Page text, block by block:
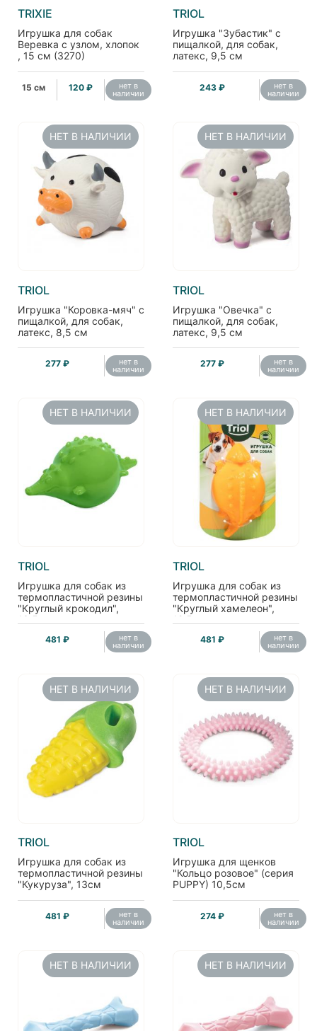
TRIXIE
Игрушка для собак
Веревка с узлом, хлопок
, 15 см (3270)
15 см 120 ₽ нет в
наличии
TRIOL
Игрушка "Зубастик" с
пищалкой, для собак,
латекс, 9,5 см
243 ₽ нет в
наличии
НЕТ В НАЛИЧИИ
TRIOL
Игрушка "Коровка-мяч" с
пищалкой, для собак,
латекс, 8,5 см
277 ₽ нет в
наличии
НЕТ В НАЛИЧИИ
TRIOL
Игрушка "Овечка" с
пищалкой, для собак,
латекс, 9,5 см
277 ₽ нет в
наличии
НЕТ В НАЛИЧИИ
TRIOL
Игрушка для собак из
термопластичной резины
"Круглый крокодил",
13,5см
481 ₽ нет в
наличии
НЕТ В НАЛИЧИИ
TRIOL
Игрушка для собак из
термопластичной резины
"Круглый хамелеон",
12,5см
481 ₽ нет в
наличии
НЕТ В НАЛИЧИИ
TRIOL
Игрушка для собак из
термопластичной резины
"Кукуруза", 13см
481 ₽ нет в
наличии
НЕТ В НАЛИЧИИ
TRIOL
Игрушка для щенков
"Кольцо розовое" (серия
PUPPY) 10,5см
274 ₽ нет в
наличии
НЕТ В НАЛИЧИИ НЕТ В НАЛИЧИИ